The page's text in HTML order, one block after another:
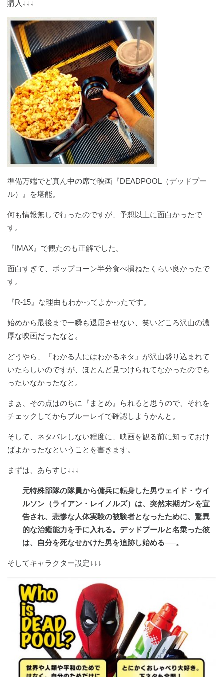
購入↓↓↓
準備万端でど真ん中の席で映画『DEADPOOL（デッドプー
ル）』を堪能。
何も情報無しで行ったのですが、予想以上に面白かったで
す。
『IMAX』で観たのも正解でした。
面白すぎて、ポップコーン半分食べ損ねたくらい良かったで
す。
『R-15』な理由もわかってよかったです。
始めから最後まで一瞬も退屈させない、笑いどころ沢山の濃
厚な映画だったなと。
どうやら、『わかる人にはわかるネタ』が沢山盛り込まれて
いたらしいのですが、ほとんど見つけられてなかったのでも
ったいなかったなと。
まぁ、その点はのちに『まとめ』られると思うので、それを
チェックしてからブルーレイで確認しようかんと。
そして、ネタバレしない程度に、映画を観る前に知っておけ
ばよかったなということを書きます。
まずは、あらすじ↓↓↓
元特殊部隊の隊員から傭兵に転身した男ウェイド・ウイ
ルソン（ライアン・レイノルズ）は、突然末期ガンを宣
告され、悲惨な人体実験の被験者となったために、驚異
的な治癒能力を手に入れる。デッドプールと名乗った彼
は、自分を死なせかけた男を追跡し始める──。
そしてキャラクター設定↓↓↓